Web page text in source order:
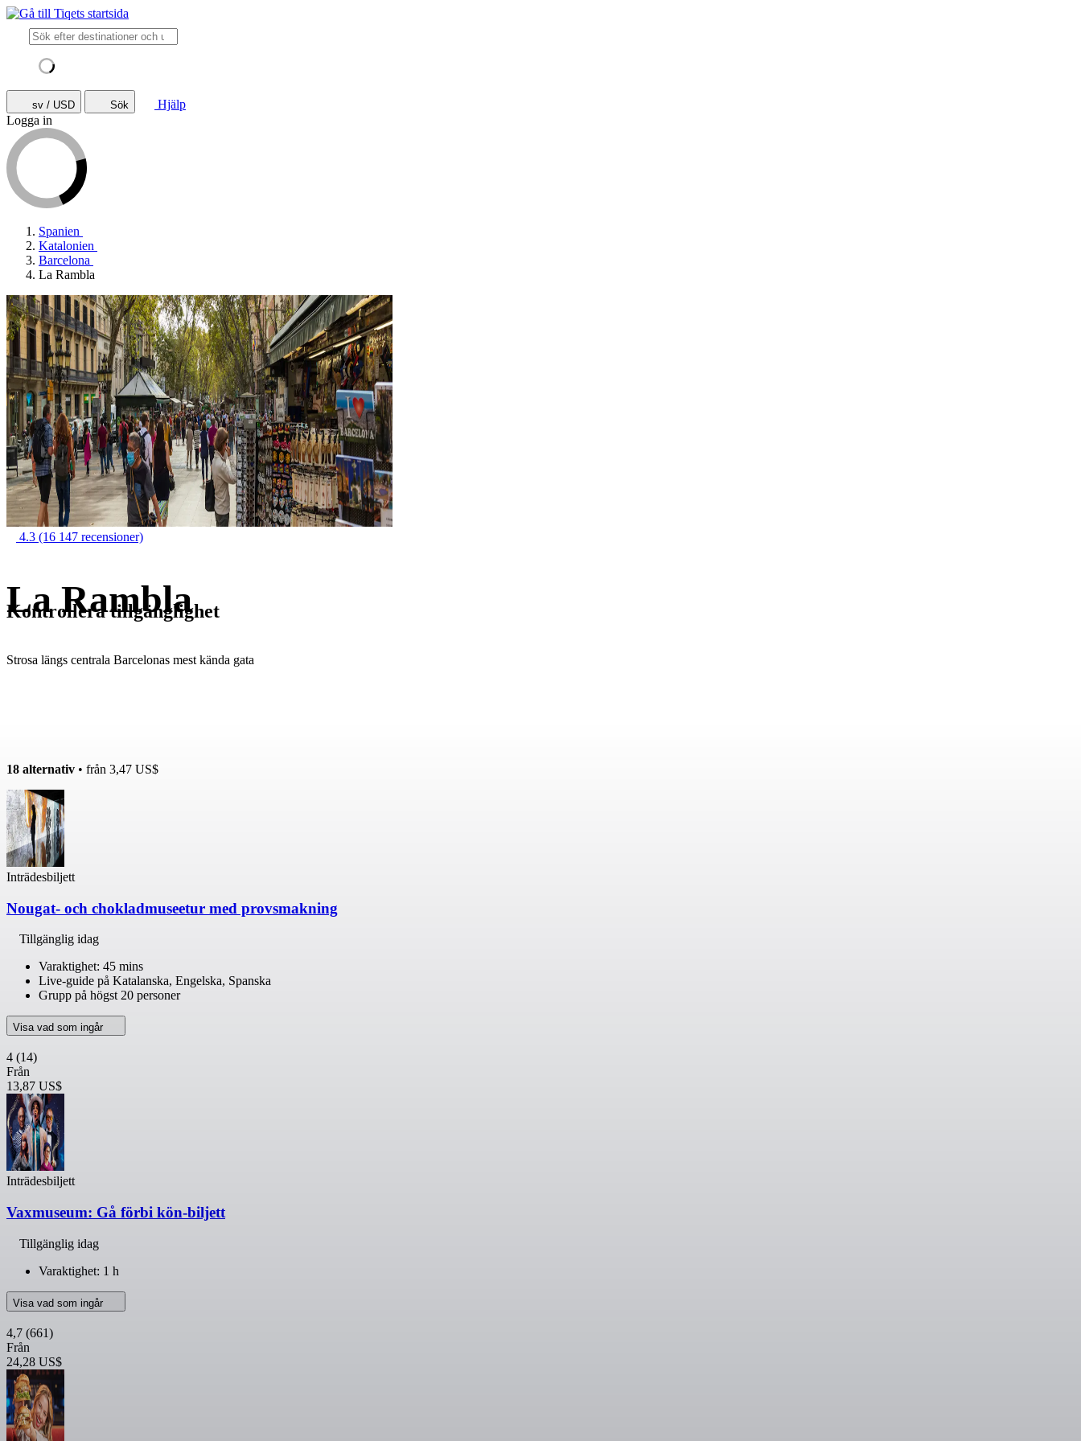
sv / USD Sök
Hjälp
Logga in
Spanien
Katalonien
Barcelona
La Rambla
4.3 (16 147 recensioner)
La Rambla
Strosa längs centrala Barcelonas mest kända gata
Kontrollera tillgänglighet
18 alternativ • från 3,47 US$
Inträdesbiljett
Nougat- och chokladmuseetur med provsmakning
Tillgänglig idag
Varaktighet: 45 mins
Live-guide på Katalanska, Engelska, Spanska
Grupp på högst 20 personer
Visa vad som ingår
4 (14)
Från
13,87 US$
Inträdesbiljett
Vaxmuseum: Gå förbi kön-biljett
Tillgänglig idag
Varaktighet: 1 h
Visa vad som ingår
4,7 (661)
Från
24,28 US$